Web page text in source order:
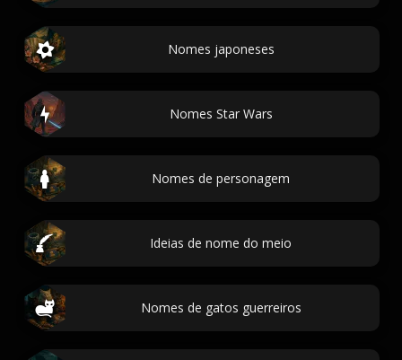
Nomes japoneses
Nomes Star Wars
Nomes de personagem
Ideias de nome do meio
Nomes de gatos guerreiros